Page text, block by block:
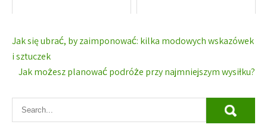
Nawigacja
wpisu
Jak się ubrać, by zaimponować: kilka modowych wskazówek
i sztuczek
Jak możesz planować podróże przy najmniejszym wysiłku?